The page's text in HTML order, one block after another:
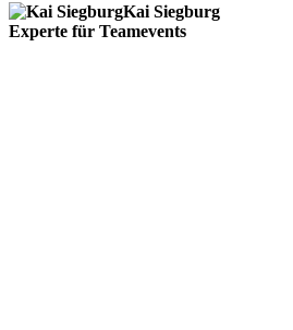
Kai Siegburg
Experte für Teamevents